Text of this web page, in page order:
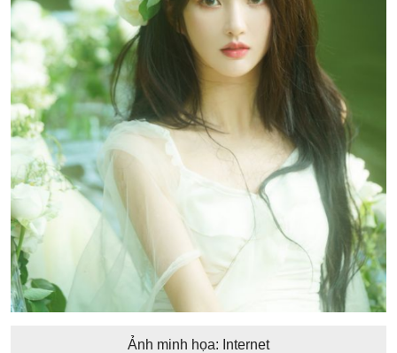
Ảnh minh họa: Internet